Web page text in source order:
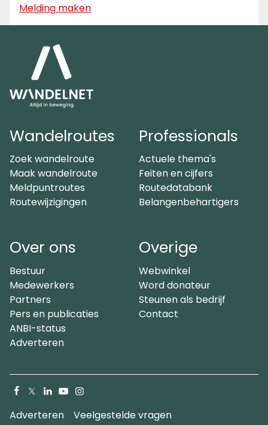
Melding maken
Wandelroutes
Zoek wandelroute
Maak wandelroute
Meldpuntroutes
Routewijzigingen
Professionals
Actuele thema's
Feiten en cijfers
Routedatabank
Belangenbehartigers
Over ons
Bestuur
Medewerkers
Partners
Pers en publicaties
ANBI-status
Adverteren
Overige
Webwinkel
Word donateur
Steunen als bedrijf
Contact
Facebook
X
LinkedInYouTube
Adverteren
Veelgestelde vragen